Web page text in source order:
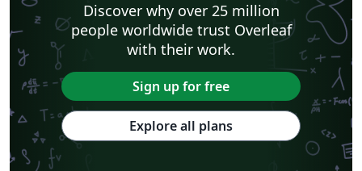
Discover why over 25 million
people worldwide trust Overleaf
with their work.
Sign up for free
Explore all plans